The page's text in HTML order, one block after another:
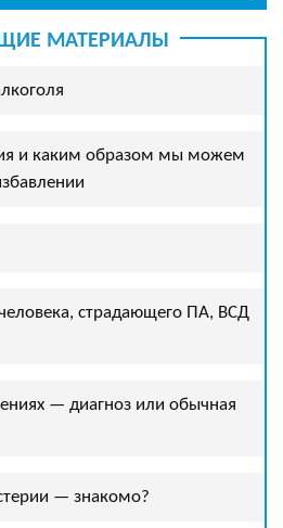
МАТЕРИАЛЫ
и каким образом мы можем
страдающего ПА, ВСД
— диагноз или обычная
— знакомо?